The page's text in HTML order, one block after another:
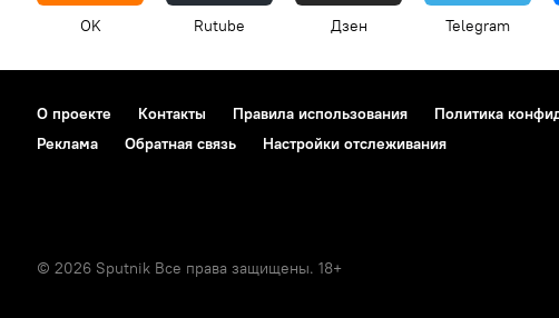
OK Rutube Дзен Telegram
О проекте Контакты Правила использования Политика
Реклама
Обратная связь Настройки отслеживания
© 2026 Sputnik Все права защищены. 18+